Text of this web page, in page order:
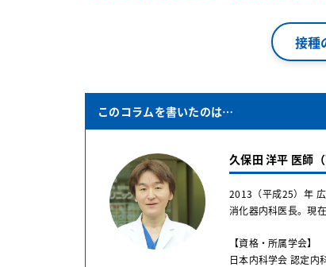
接種
このコラムを書いたのは…
久保田 洋平 医師
2013（平成25）年
消化器内科医長。現
【資格・所属学会】
日本内科学会 認定内